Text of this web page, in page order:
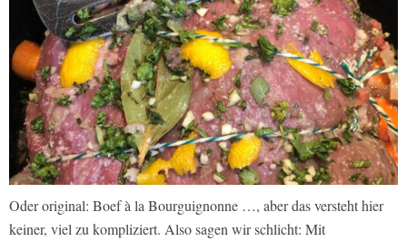
Oder original: Boef à la Bourguignonne …, aber das versteht hier
keiner, viel zu kompliziert. Also sagen wir schlicht: Mit